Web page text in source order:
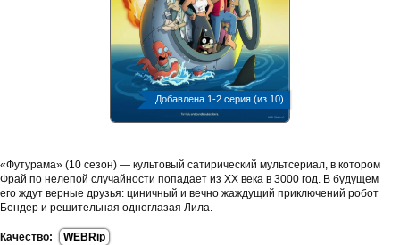
Добавлена 1-2 серия (из 10)
«Футурама» (10 сезон) — культовый сатирический мультсериал, в котором
Фрай по нелепой случайности попадает из XX века в 3000 год. В будущем
его ждут верные друзья: циничный и вечно жаждущий приключений робот
Бендер и решительная одноглазая Лила.
Качество:
WEBRip